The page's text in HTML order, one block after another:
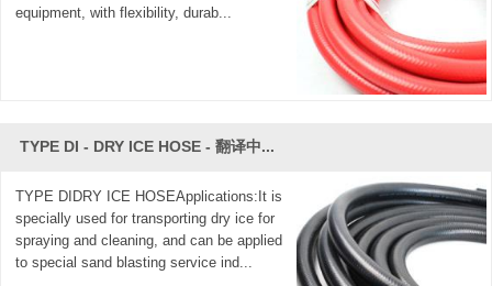
equipment, with flexibility, durab...
TYPE DI - DRY ICE HOSE - 翻译中...
TYPE DIDRY ICE HOSEApplications:It is
specially used for transporting dry ice for
spraying and cleaning, and can be applied
to special sand blasting service ind...